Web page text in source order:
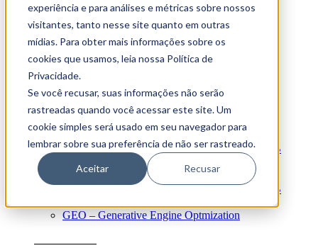
experiência e para análises e métricas sobre nossos
visitantes, tanto nesse site quanto em outras
mídias. Para obter mais informações sobre os
cookies que usamos, leia nossa Política de
Privacidade.
Se você recusar, suas informações não serão
rastreadas quando você acessar este site. Um
cookie simples será usado em seu navegador para
lembrar sobre sua preferência de não ser rastreado.
Aceitar Recusar
Automação de Marketing
Implantação de CRM
Digital Analytics
Web Dev
Automação de Marketing
Implantação de CRM
Digital Analytics
Web Dev
Estratégias Digitais
Inbound Marketing B2B Social Media para B2B
SEO para B2B
GEO – Generative Engine Optmization
Inbound Marketing B2B Social Media para B2B
GEO – Generative Engine Optmization